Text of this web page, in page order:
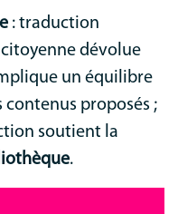
: traduction
dévolue
un équilibre
proposés ;
soutient la
.